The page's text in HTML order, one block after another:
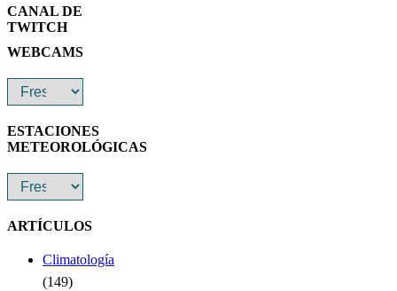
CANAL DE
TWITCH
WEBCAMS
ESTACIONES
METEOROLÓGICAS
ARTÍCULOS
Climatología
(149)